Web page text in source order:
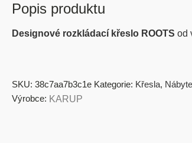
Popis produktu
Designové rozkládací křeslo ROOTS od
SKU: 38c7aa7b3c1e Kategorie: Křesla,
Výrobce: KARUP